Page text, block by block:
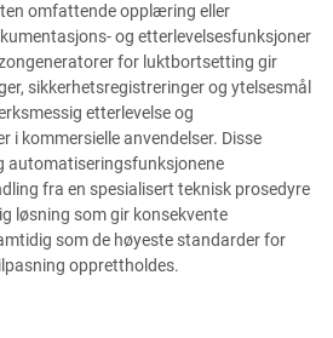
omfattende opplæring eller
og etterlevelsesfunksjoner
for luktbortsetting gir
sikkerhetsregistreringer og ytelsesmål
etterlevelse og
i kommersielle anvendelser. Disse
automatiseringsfunksjonene
fra en spesialisert teknisk prosedyre
løsning som gir konsekvente
som de høyeste standarder for
opprettholdes.